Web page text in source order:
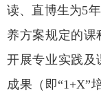
读、直博生为5
养方案规定的课
开展专业实践及
成果（即“1+X”